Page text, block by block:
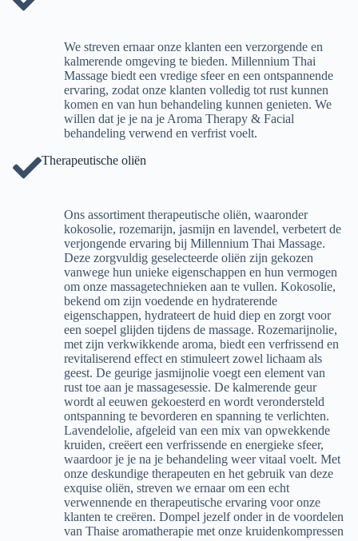
We streven ernaar onze klanten een verzorgende en
kalmerende omgeving te bieden. Millennium Thai
Massage biedt een vredige sfeer en een ontspannende
ervaring, zodat onze klanten volledig tot rust kunnen
komen en van hun behandeling kunnen genieten. We
willen dat je je na je Aroma Therapy & Facial
behandeling verwend en verfrist voelt.
Therapeutische oliën
Ons assortiment therapeutische oliën, waaronder
kokosolie, rozemarijn, jasmijn en lavendel, verbetert de
verjongende ervaring bij Millennium Thai Massage.
Deze zorgvuldig geselecteerde oliën zijn gekozen
vanwege hun unieke eigenschappen en hun vermogen
om onze massagetechnieken aan te vullen. Kokosolie,
bekend om zijn voedende en hydraterende
eigenschappen, hydrateert de huid diep en zorgt voor
een soepel glijden tijdens de massage. Rozemarijnolie,
met zijn verkwikkende aroma, biedt een verfrissend en
revitaliserend effect en stimuleert zowel lichaam als
geest. De geurige jasmijnolie voegt een element van
rust toe aan je massagesessie. De kalmerende geur
wordt al eeuwen gekoesterd en wordt verondersteld
ontspanning te bevorderen en spanning te verlichten.
Lavendelolie, afgeleid van een mix van opwekkende
kruiden, creëert een verfrissende en energieke sfeer,
waardoor je je na je behandeling weer vitaal voelt. Met
onze deskundige therapeuten en het gebruik van deze
exquise oliën, streven we ernaar om een echt
verwennende en therapeutische ervaring voor onze
klanten te creëren. Dompel jezelf onder in de voordelen
van Thaise aromatherapie met onze kruidenkompressen